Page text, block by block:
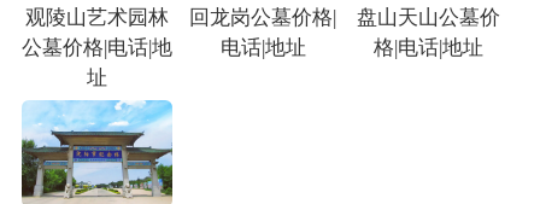
观陵山艺术园林
公墓价格|电话|地
址
回龙岗公墓价格|
电话|地址
盘山天山公墓价
格|电话|地址